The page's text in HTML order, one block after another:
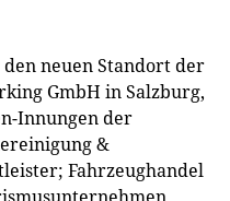
neuen Standort der
GmbH in Salzburg,
Innungen der
&
Fahrzeughandel